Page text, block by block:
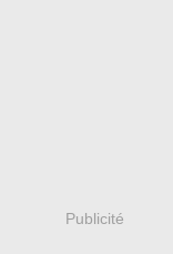
Publicité